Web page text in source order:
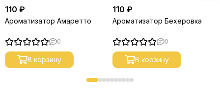
110 ₽
Ароматизатор Амаретто
0
В корзину
110 ₽
Ароматизатор Бехеровка
0
В корзину